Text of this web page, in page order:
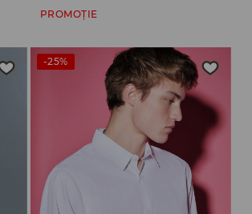
PROMOȚIE
-25%